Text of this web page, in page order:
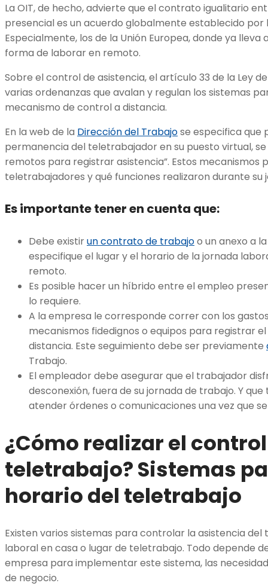
La OIT, de hecho, advierte que el contrato igualitario
presencial es un acuerdo globalmente establecido por
Especialmente, los de la Unión Europea, donde ya
forma de laborar en remoto.
Sobre el control de asistencia, el artículo 33 de la Ley
varias ordenanzas que avalan y regulan los sistemas
mecanismo de control a distancia.
En la web de la Dirección del Trabajose especifica
permanencia del teletrabajador en su puesto virtual,
remotos para registrar asistencia”. Estos mecanismos
teletrabajadores y qué funciones realizaron durante su
Es importante tener en cuenta que:
Debe existirun contrato de trabajoo un anexo a
especifique el lugar y el horario de la jornada
remoto.
Es posible hacer un híbrido entre el empleo
lo requiere.
A la empresa le corresponde correr con los
mecanismos fidedignos o equipos para registrar
distancia. Este seguimiento debe ser previamente
Trabajo.
El empleador debe asegurar que el trabajador
desconexión, fuera de su jornada de trabajo. Y
atender órdenes o comunicaciones una vez que
¿Cómo realizar el
teletrabajo? Sistemas
horario del teletrabajo
Existen varios sistemas para controlar la asistencia
laboral en casa o lugar de teletrabajo. Todo depende
empresa para implementar este sistema, las
de negocio.